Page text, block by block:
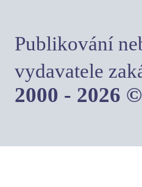
Publikování
vydavatele
2000 - 2026